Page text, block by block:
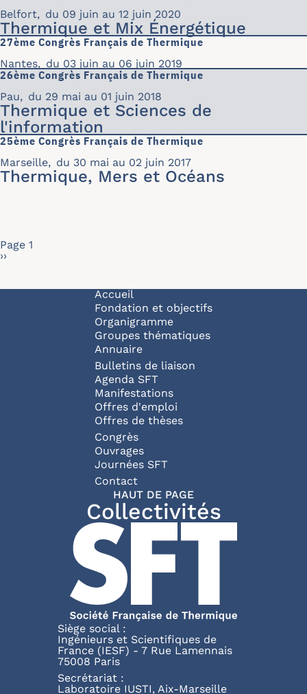
Belfort, du 09 juin au 12 juin 2020
Thermique et Mix Énergétique
27ème Congrès Français de Thermique
Nantes, du 03 juin au 06 juin 2019
26ème Congrès Français de Thermique
Pau, du 29 mai au 01 juin 2018
Thermique et Sciences de
l'information
25ème Congrès Français de Thermique
Marseille, du 30 mai au 02 juin 2017
Thermique, Mers et Océans
Pagination
Page 1
Page suivante
››
Navigation principale
Accueil
Fondation et objectifs
Organigramme
Groupes thématiques
Annuaire
Bulletins de liaison
Agenda SFT
Manifestations
Offres d'emploi
Offres de thèses
Congrès
Ouvrages
Journées SFT
Pied de page
Contact
HAUT DE PAGE
Collectivités
Siège social :
Ingénieurs et Scientifiques de
France (IESF) - 7 Rue Lamennais
75008 Paris
Secrétariat :
Laboratoire IUSTI, Aix-Marseille